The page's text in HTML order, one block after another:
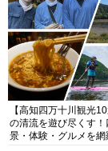
【高知四万十川観光
の清流を遊び尽くす
景・体験・グルメを